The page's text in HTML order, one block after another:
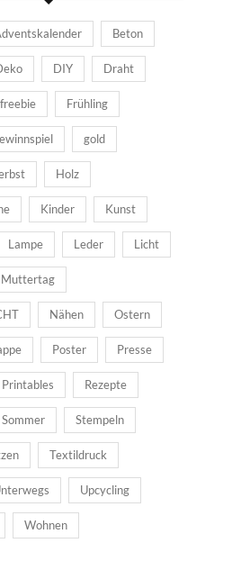
Beton
DIY Draht
freebie Frühling
gold
Holz
Kinder Kunst
Lampe Leder Licht
Muttertag
Nähen Ostern
Poster Presse
Printables Rezepte
Sommer Stempeln
Textildruck
Upcycling
Wohnen